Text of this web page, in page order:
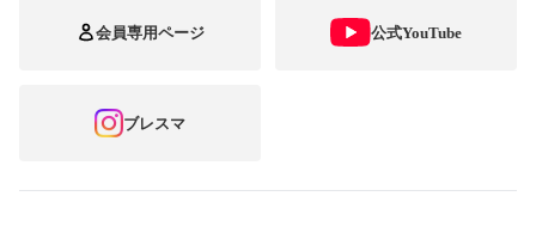
会員専用ページ 公式YouTube
ブレスマ
臨床矯正歯科医会（会長：稲毛 滋自）で
フォトコンテスト「第 15 回ブレース スマイ
た。 今回は、笑顔の先にあるもの、無限の